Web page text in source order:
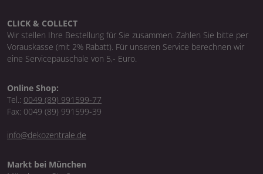
CLICK & COLLECT
Wir stellen Ihre Bestellung für Sie zusammen. Zahlen Sie bitte per
Vorauskasse (mit 2% Rabatt). Für unseren Service berechnen wir
eine Servicepauschale von 5,- Euro.
Online Shop:
Tel.: 0049 (89) 991599-77
Fax: 0049 (89) 991599-39
info@dekozentrale.de
Markt bei München